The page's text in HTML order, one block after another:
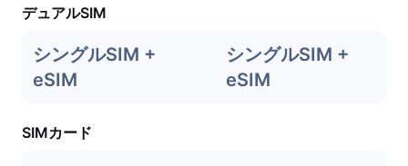
デュアルSIM
シングルSIM +
eSIM
シングルSIM +
eSIM
SIMカード